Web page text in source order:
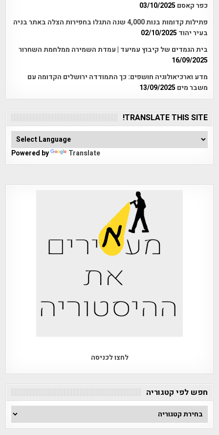
כפר קאסם 03/10/2025
פתילות קדומות בנות 4,000 שנה התגלו בחפירות הצלה באתר בניה
בעיר יהוד 02/10/2025
בית הגמדים של קיבוץ עמיעד | עמדת השמירה ממלחמת השחרור
16/09/2025
מדע וארכיאולוגיה חושפים: כך התמודדה ירושלים הקדומה עם
משבר מים 13/09/2025
TRANSLATE THIS SITE!
Powered by Translate
לחצו לכניסה
חפש לפי קטגוריה
חפש
לפי